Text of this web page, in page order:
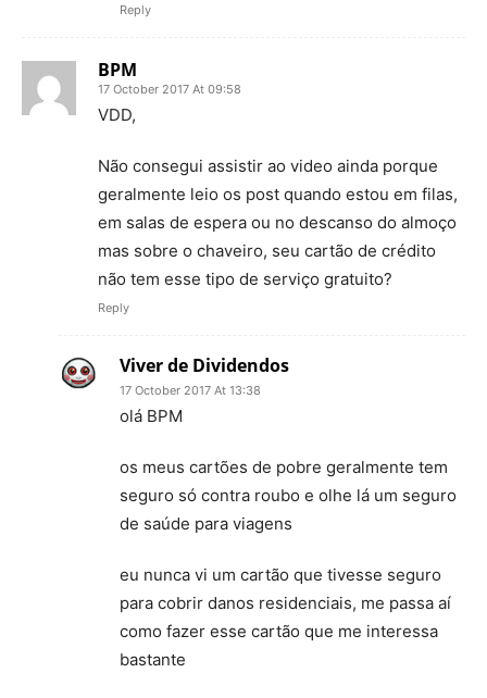
Reply
BPM
17 October 2017 At 09:58
VDD,
Não consegui assistir ao video ainda porque
geralmente leio os post quando estou em filas,
em salas de espera ou no descanso do almoço
mas sobre o chaveiro, seu cartão de crédito
não tem esse tipo de serviço gratuito?
Reply
Viver de Dividendos
17 October 2017 At 13:38
olá BPM
os meus cartões de pobre geralmente tem
seguro só contra roubo e olhe lá um seguro
de saúde para viagens
eu nunca vi um cartão que tivesse seguro
para cobrir danos residenciais, me passa aí
como fazer esse cartão que me interessa
bastante